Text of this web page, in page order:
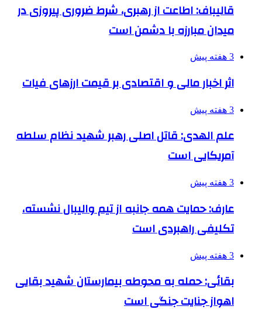
قالیباف: اطاعت از رهبری، شرط ضروری پیروزی در
میدان مبارزه با دشمن است
3 هفته پیش
اثر اخبار مالی و اقتصادی بر قیمت ارزهای فیات
3 هفته پیش
علم الهدی: قاتل اصلی رهبر شهید نظام سلطه
آمریکایی است
3 هفته پیش
عارف: حمایت همه جانبه از تیم والیبال نشسته،
تکلیفی راهبردی است
3 هفته پیش
بقائی: حمله به محوطه بیمارستان شهید بقایی
اهواز جنایت جنگی است